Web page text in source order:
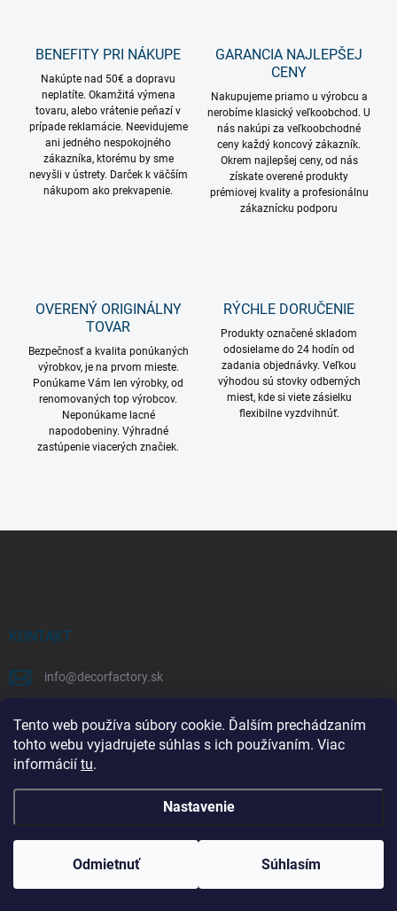
Tento web používa súbory cookie. Ďalším prechádzaním
tohto webu vyjadrujete súhlas s ich používaním. Viac
informácií tu.
Nastavenie
Odmietnuť Súhlasím
Vážený zákazník. Osobný odber alebo návštevu
BENEFITY PRI NÁKUPE
Nakúpte nad 50€ a dopravu
neplatíte. Okamžitá výmena
tovaru, alebo vrátenie peňazí v
prípade reklamácie. Neevidujeme
ani jedného nespokojného
zákazníka, ktorému by sme
nevyšli v ústrety. Darček k väčším
nákupom ako prekvapenie.
GARANCIA NAJLEPŠEJ
CENY
Nakupujeme priamo u výrobcu a
nerobíme klasický veľkoobchod. U
nás nakúpi za veľkoobchodné
ceny každý koncový zákazník.
Okrem najlepšej ceny, od nás
získate overené produkty
prémiovej kvality a profesionálnu
zákaznícku podporu
OVERENÝ ORIGINÁLNY
TOVAR
Bezpečnosť a kvalita ponúkaných
výrobkov, je na prvom mieste.
Ponúkame Vám len výrobky, od
renomovaných top výrobcov.
Neponúkame lacné
napodobeniny. Výhradné
zastúpenie viacerých značiek.
RÝCHLE DORUČENIE
Produkty označené skladom
odosielame do 24 hodín od
zadania objednávky. Veľkou
výhodou sú stovky odberných
miest, kde si viete zásielku
flexibilne vyzdvihnúť.
KONTAKT
info@decorfactory.sk
Stará Vajnorská 37 Bratislava
FB DECOR FACTORY
Ako si správne vybrať LED žiarovku